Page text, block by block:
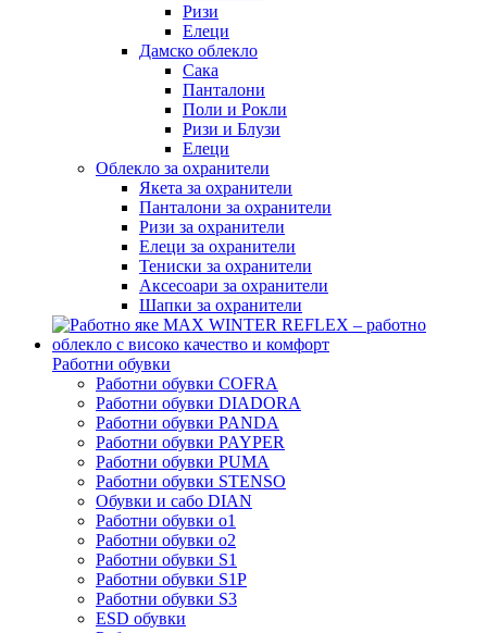
Ризи
Елеци
Дамско облекло
Сака
Панталони
Поли и Рокли
Ризи и Блузи
Елеци
Облекло за охранители
Якета за охранители
Панталони за охранители
Ризи за охранители
Елеци за охранители
Тениски за охранители
Аксесоари за охранители
Шапки за охранители
Работни обувки
Работни обувки COFRA
Работни обувки DIADORA
Работни обувки PANDA
Работни обувки PAYPER
Работни обувки PUMA
Работни обувки STENSO
Обувки и сабо DIAN
Работни обувки o1
Работни обувки o2
Работни обувки S1
Работни обувки S1P
Работни обувки S3
ESD обувки